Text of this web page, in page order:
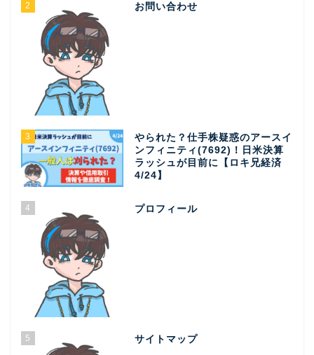
2 お問い合わせ
3
やられた？仕手株疑惑のアースイ
ンフィニティ(7692)！日米決算
ラッシュが目前に【ロキ兄経済
4/24】
4 プロフィール
5 サイトマップ